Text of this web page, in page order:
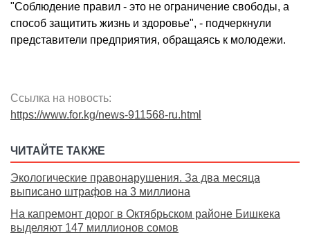
"Соблюдение правил - это не ограничение свободы, а
способ защитить жизнь и здоровье", - подчеркнули
представители предприятия, обращаясь к молодежи.
Ссылка на новость:
https://www.for.kg/news-911568-ru.html
ЧИТАЙТЕ ТАКЖЕ
Экологические правонарушения. За два месяца
выписано штрафов на 3 миллиона
На капремонт дорог в Октябрьском районе Бишкека
выделяют 147 миллионов сомов